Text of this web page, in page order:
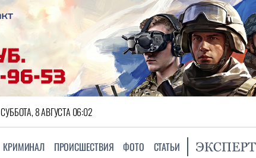
СУББОТА, 8 АВГУСТА 06:02
КРИМИНАЛ ПРОИСШЕСТВИЯ ФОТО СТАТЬИ